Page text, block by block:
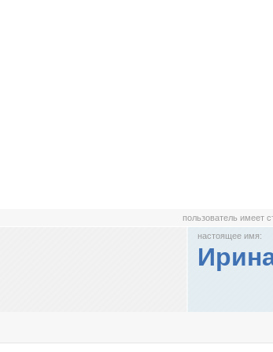
пользователь имеет
настоящее имя: